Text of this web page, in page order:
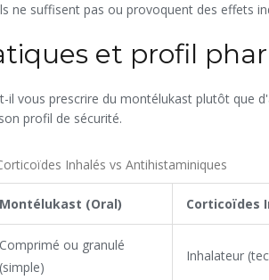
ne suffisent pas ou provoquent des effets
et profil
il vous prescrire du montélukast plutôt que
profil de sécurité.
Inhalés vs Antihistaminiques
Montélukast (Oral) Corticoïdes
Comprimé ou granulé
(simple)
Inhalateur